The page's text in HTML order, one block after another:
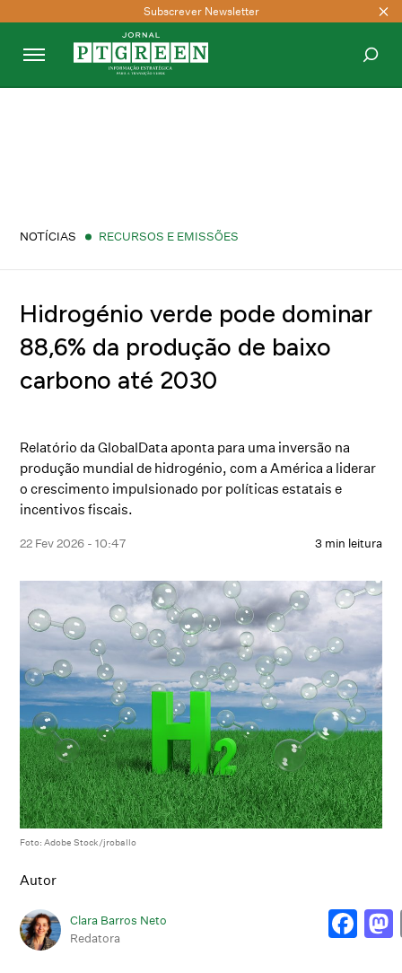
Subscrever Newsletter
NOTÍCIAS RECURSOS E EMISSÕES
Hidrogénio verde pode dominar
88,6% da produção de baixo
carbono até 2030
Relatório da GlobalData aponta para uma inversão na
produção mundial de hidrogénio, com a América a liderar
o crescimento impulsionado por políticas estatais e
incentivos fiscais.
22 Fev 2026 - 10:47 3 min leitura
Foto: Adobe Stock/jroballo
Autor
Clara Barros Neto
Redatora